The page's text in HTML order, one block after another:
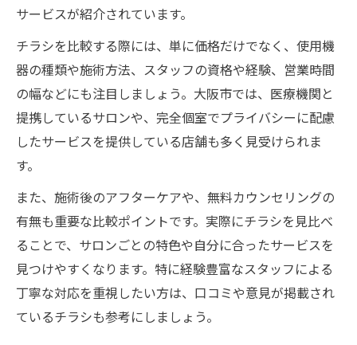
サービスが紹介されています。
チラシを比較する際には、単に価格だけでなく、使用機
器の種類や施術方法、スタッフの資格や経験、営業時間
の幅などにも注目しましょう。大阪市では、医療機関と
提携しているサロンや、完全個室でプライバシーに配慮
したサービスを提供している店舗も多く見受けられま
す。
また、施術後のアフターケアや、無料カウンセリングの
有無も重要な比較ポイントです。実際にチラシを見比べ
ることで、サロンごとの特色や自分に合ったサービスを
見つけやすくなります。特に経験豊富なスタッフによる
丁寧な対応を重視したい方は、口コミや意見が掲載され
ているチラシも参考にしましょう。